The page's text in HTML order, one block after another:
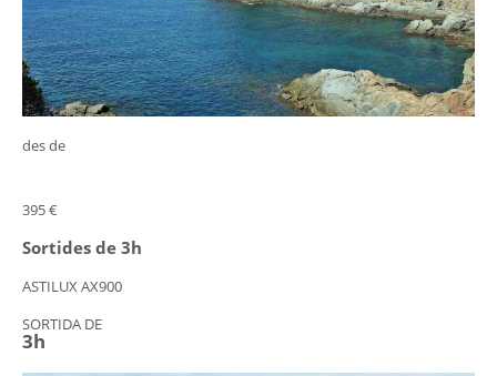
des de
395 €
Sortides de 3h
ASTILUX AX900
SORTIDA DE
3h